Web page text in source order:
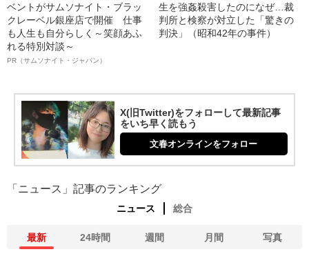
ベントがサムソナイト・ブラッ
クレーベル銀座店で開催 仕事
も人生も自分らしく～笑顔あふ
れる特別対談～
PR（サムソナイト・ジャパン）
生を強姦殺害したのになぜ…裁
判所と検察が対立した「驚きの
判決」（昭和42年の事件）
X(旧Twitter)をフォローして最新記事
をいち早く読もう
文春オンラインをフォロー
「ニュース」記事のランキング
ニュース 総合
最新 24時間 週間 月間 写真